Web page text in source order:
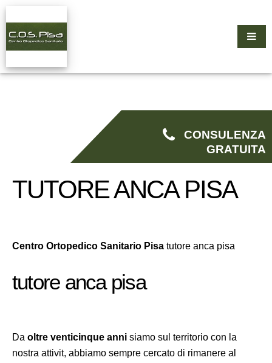
CONSULENZA
GRATUITA
TUTORE ANCA PISA
Centro Ortopedico Sanitario Pisa tutore anca pisa
tutore anca pisa
Da oltre venticinque anni siamo sul territorio con la
nostra attivit, abbiamo sempre cercato di rimanere al